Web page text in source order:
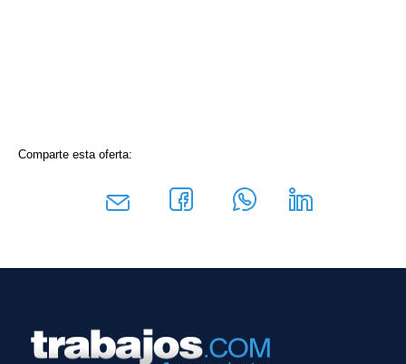
Comparte esta oferta: